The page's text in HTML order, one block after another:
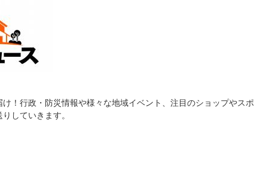
音楽
！行政・防災情報や様々な地域イベント、注目のショップやス
していきます。